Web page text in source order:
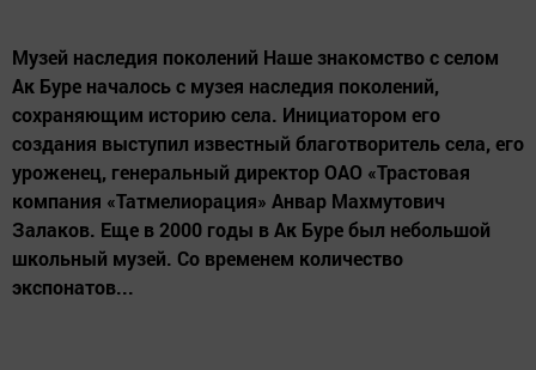
Музей наследия поколений Наше знакомство с селом
Ак Буре началось с музея наследия поколений,
сохраняющим историю села. Инициатором его
создания выступил известный благотворитель села, его
уроженец, генеральный директор ОАО «Трастовая
компания «Татмелиорация» Анвар Махмутович
Залаков. Еще в 2000 годы в Ак Буре был небольшой
школьный музей. Со временем количество
экспонатов...